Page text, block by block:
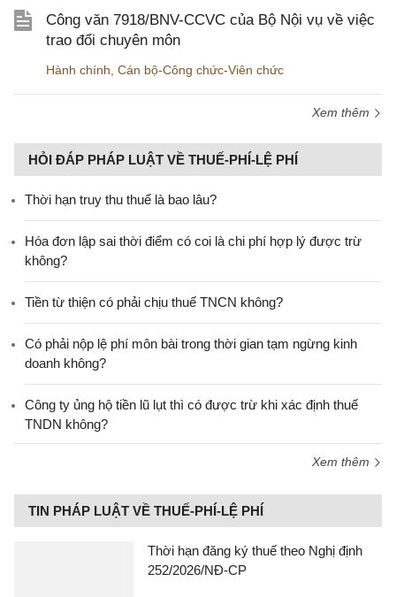
Công văn 7918/BNV-CCVC của Bộ Nội vụ về việc
trao đổi chuyên môn
Hành chính Cán bộ-Công chức-Viên chức
Xem thêm
HỎI ĐÁP PHÁP LUẬT VỀ THUẾ-PHÍ-LỆ PHÍ
Thời hạn truy thu thuế là bao lâu?
Hóa đơn lập sai thời điểm có coi là chi phí hợp lý được trừ
không?
Tiền từ thiện có phải chịu thuế TNCN không?
Có phải nộp lệ phí môn bài trong thời gian tạm ngừng kinh
doanh không?
Công ty ủng hộ tiền lũ lụt thì có được trừ khi xác định thuế
TNDN không?
Xem thêm
TIN PHÁP LUẬT VỀ THUẾ-PHÍ-LỆ PHÍ
Thời hạn đăng ký thuế theo Nghị định
252/2026/NĐ-CP